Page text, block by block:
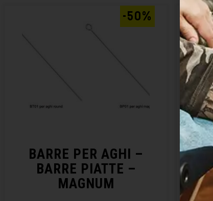
BARRE PER AGHI –
BARRE PIATTE –
MAGNUM
-50%